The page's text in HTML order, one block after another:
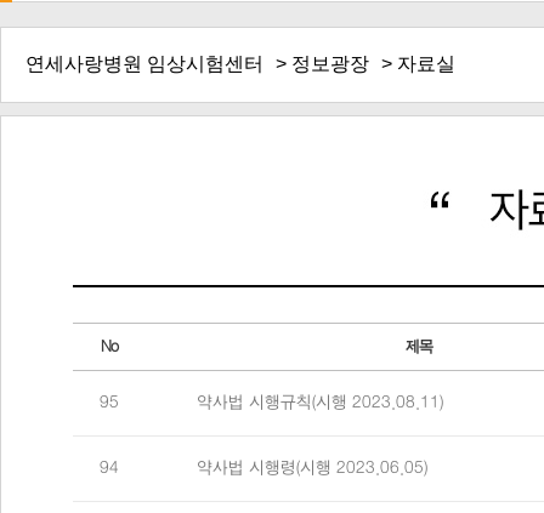
연세사랑병원 임상시험센터 > 정보광장 > 자료실
No 제목
95 약사법 시행규칙(시행 2023.08.11)
94 약사법 시행령(시행 2023.06.05)